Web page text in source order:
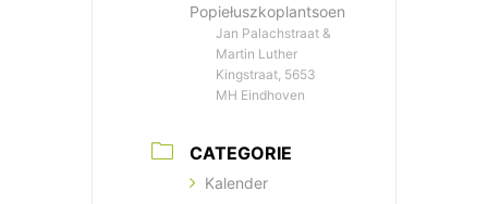
Popiełuszkoplantsoen
Jan Palachstraat &
Martin Luther
Kingstraat, 5653
MH Eindhoven
CATEGORIE
Kalender